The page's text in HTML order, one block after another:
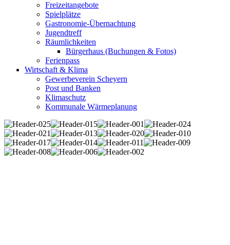
Freizeitangebote
Spielplätze
Gastronomie-Übernachtung
Jugendtreff
Räumlichkeiten
Bürgerhaus (Buchungen & Fotos)
Ferienpass
Wirtschaft & Klima
Gewerbeverein Scheyern
Post und Banken
Klimaschutz
Kommunale Wärmeplanung